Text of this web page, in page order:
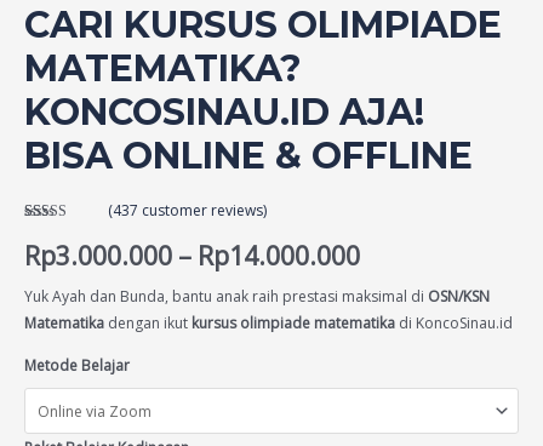
CARI KURSUS OLIMPIADE
MATEMATIKA?
KONCOSINAU.ID AJA!
BISA ONLINE & OFFLINE
out of 5
based on
customer
ratings
(437 customer reviews)
Rp3.000.000 – Rp14.000.000
Yuk Ayah dan Bunda, bantu anak raih prestasi maksimal di OSN/KSN
Matematika dengan ikut kursus olimpiade matematika di KoncoSinau.id
Metode Belajar